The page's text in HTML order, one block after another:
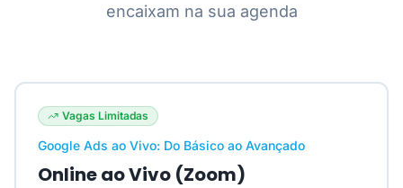
encaixam na sua agenda
Vagas Limitadas
Google Ads ao Vivo: Do Básico ao Avançado
Online ao Vivo (Zoom)